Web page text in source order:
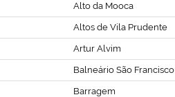
Alto da Mooca
Altos de Vila Prudente
Artur Alvim
Balneário São Francisco
Barragem